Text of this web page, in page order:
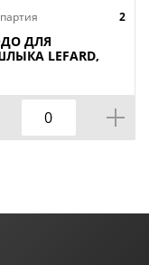
2
ДЛЯ
LEFARD,